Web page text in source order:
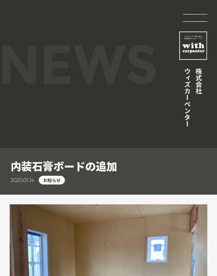
内装石膏ボードの追加
2020.01.14 お知らせ